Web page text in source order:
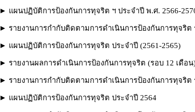
► แผนปฏิบัติการป้องกันการทุจริต ฯ ประจำปี พ.ศ. 2566-
► รายงานการกำกับติดตามการดำเนินการป้องกันการทุจริต
► แผนปฏิบัติการป้องกันการทุจริต ประจำปี (2561-2565)
► รายงานผลการดำเนินการป้องกันการทุจริต (รอบ 12 เดือน
► รายงานการกำกับติดตามการดำเนินการป้องกันการทุจริต
► แผนปฏิบัติการป้องกันการทุจริต ประจำปี 2564